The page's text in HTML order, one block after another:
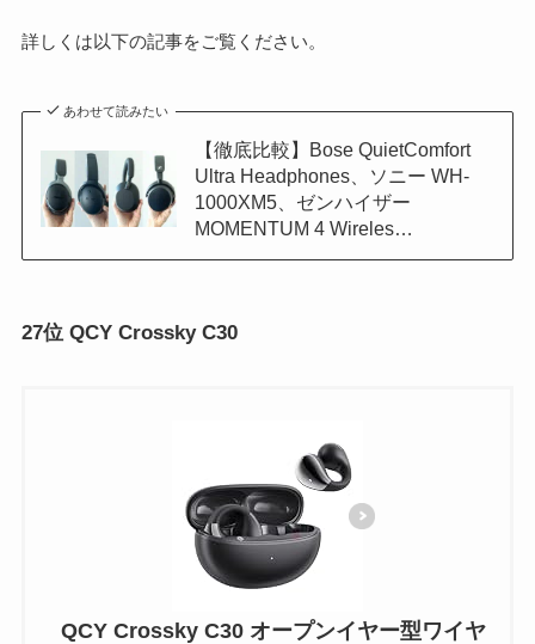
詳しくは以下の記事をご覧ください。
あわせて読みたい
【徹底比較】Bose QuietComfort
Ultra Headphones、ソニー WH-
1000XM5、ゼンハイザー
MOMENTUM 4 Wireles…
27位 QCY Crossky C30
QCY Crossky C30 オープンイヤー型ワイヤ